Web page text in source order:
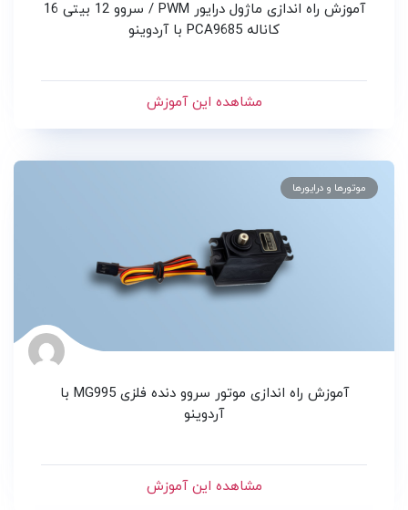
آموزش راه اندازی ماژول درایور PWM / سروو 12 بیتی 16
کاناله PCA9685 با آردوینو
مشاهده این آموزش
موتورها و درایورها
آموزش راه اندازی موتور سروو دنده فلزی MG995 با
آردوینو
مشاهده این آموزش